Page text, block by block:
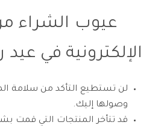
عيوب الشراء
الإلكترونية في
لن تستطيع التأكد من سلامة
وصولها إليك.
قد تتأخر المنتجات التي قمت